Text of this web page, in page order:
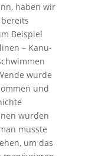
haben wir
Beispiel
– Kanu-
wurde
und
wurden
musste
um das